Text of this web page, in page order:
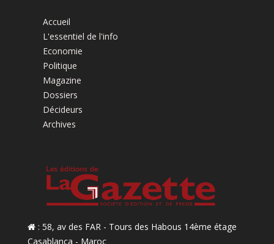
Accueil
L'essentiel de l'info
Economie
Politique
Magazine
Dossiers
Décideurs
Archives
: 58, av des FAR - Tours des Habous 14ème étage
Casablanca - Maroc